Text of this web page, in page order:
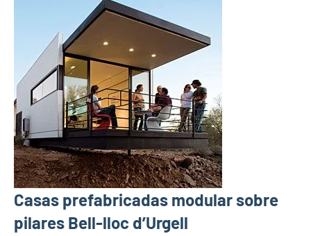
Casas prefabricadas modular sobre
pilares Bell-lloc d’Urgell